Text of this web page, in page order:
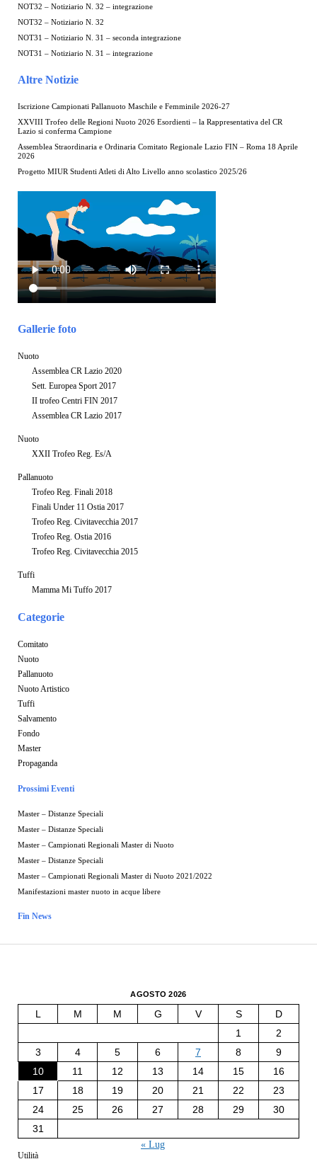
NOT32 – Notiziario N. 32 – integrazione
NOT32 – Notiziario N. 32
NOT31 – Notiziario N. 31 – seconda integrazione
NOT31 – Notiziario N. 31 – integrazione
Altre Notizie
Iscrizione Campionati Pallanuoto Maschile e Femminile 2026-27
XXVIII Trofeo delle Regioni Nuoto 2026 Esordienti – la Rappresentativa del CR
Lazio si conferma Campione
Assemblea Straordinaria e Ordinaria Comitato Regionale Lazio FIN – Roma 18 Aprile
2026
Progetto MIUR Studenti Atleti di Alto Livello anno scolastico 2025/26
Gallerie foto
Nuoto
Assemblea CR Lazio 2020
Sett. Europea Sport 2017
II trofeo Centri FIN 2017
Assemblea CR Lazio 2017
Nuoto
XXII Trofeo Reg. Es/A
Pallanuoto
Trofeo Reg. Finali 2018
Finali Under 11 Ostia 2017
Trofeo Reg. Civitavecchia 2017
Trofeo Reg. Ostia 2016
Trofeo Reg. Civitavecchia 2015
Tuffi
Mamma Mi Tuffo 2017
Categorie
Comitato
Nuoto
Pallanuoto
Nuoto Artistico
Tuffi
Salvamento
Fondo
Master
Propaganda
Prossimi Eventi
Master – Distanze Speciali
Master – Distanze Speciali
Master – Campionati Regionali Master di Nuoto
Master – Distanze Speciali
Master – Campionati Regionali Master di Nuoto 2021/2022
Manifestazioni master nuoto in acque libere
Fin News
AGOSTO 2026
L M M G V S
D
1
2
3
4 5 6 7 8
9
10
11 12 13 14 15
16
17
18 19 20 21 22
23
24
25 26 27 28 29
30
31
« Lug
Utilità